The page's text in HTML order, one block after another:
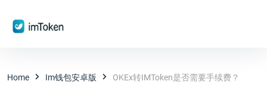
Home Im钱包安卓版 OKEx转IMToken是否需要手续费？